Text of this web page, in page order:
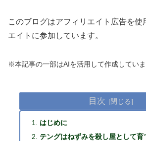
このブログはアフィリエイト広告を使
エイトに参加しています。
※本記事の一部はAIを活用して作成していま
目次
はじめに
テングはねずみを殺し屋として育